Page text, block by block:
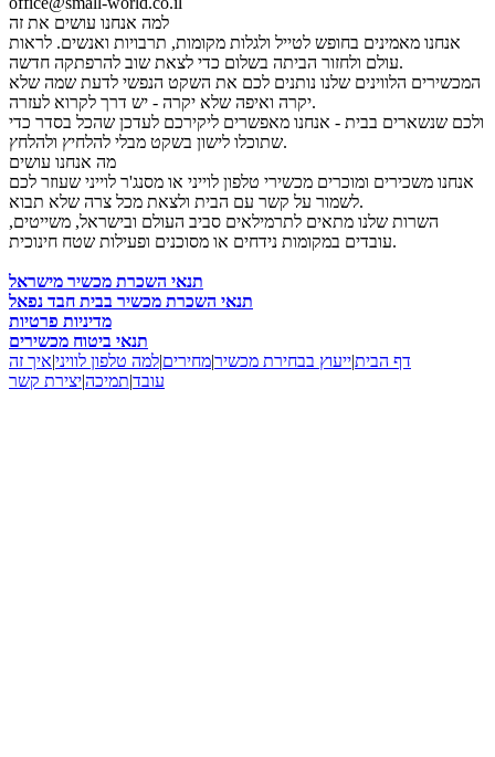
למה אנחנו עושים את זה
אנחנו מאמינים בחופש לטייל ולגלות מקומות, תרבויות ואנשים. לראות
עולם ולחזור הביתה בשלום כדי לצאת שוב להרפתקה חדשה.
המכשירים הלווינים שלנו נותנים לכם את השקט הנפשי לדעת שמה שלא
יקרה ואיפה שלא יקרה - יש דרך לקרוא לעזרה.
ולכם שנשארים בבית - אנחנו מאפשרים ליקירכם לעדכן שהכל בסדר כדי
שתוכלו לישון בשקט מבלי להלחיץ ולהלחץ.
מה אנחנו עושים
אנחנו משכירים ומוכרים מכשירי טלפון לוייני או מסנג'ר לוייני שעוזר לכם
לשמור על קשר עם הבית ולצאת מכל צרה שלא תבוא.
השרות שלנו מתאים לתרמילאים סביב העולם ובישראל, משייטים,
עובדים במקומות נידחים או מסוכנים ופעילות שטח חינוכית.
תנאי השכרת מכשיר מישראל
תנאי השכרת מכשיר בבית חבד נפאל
מדיניות פרטיות
תנאי ביטוח מכשירים
דף הבית|ייעוץ בבחירת מכשיר|מחירים|למה טלפון לוויני|איך זה
עובד|תמיכה|יצירת קשר